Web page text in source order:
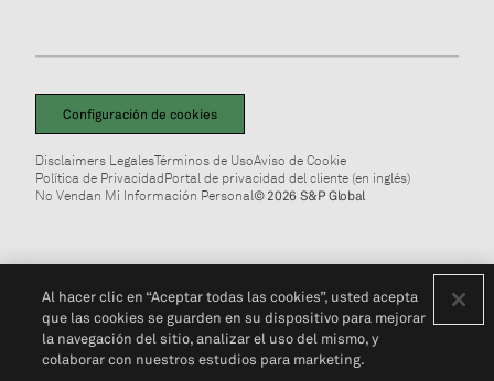
Configuración de cookies
Disclaimers LegalesTérminos de UsoAviso de Cookie
Política de PrivacidadPortal de privacidad del cliente (en inglés)
No Vendan Mi Información Personal© 2026 S&P Global
Al hacer clic en “Aceptar todas las cookies”, usted acepta
que las cookies se guarden en su dispositivo para mejorar
la navegación del sitio, analizar el uso del mismo, y
colaborar con nuestros estudios para marketing.